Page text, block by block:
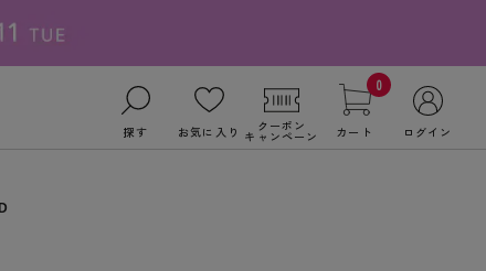
探す お気に入り クーポン
キャンペーン
0
カート ログイン